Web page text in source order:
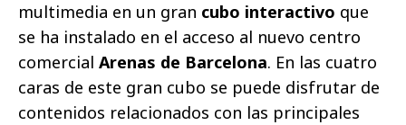
multimedia en un gran cubo interactivo que
se ha instalado en el acceso al nuevo centro
comercial Arenas de Barcelona. En las cuatro
caras de este gran cubo se puede disfrutar de
contenidos relacionados con las principales